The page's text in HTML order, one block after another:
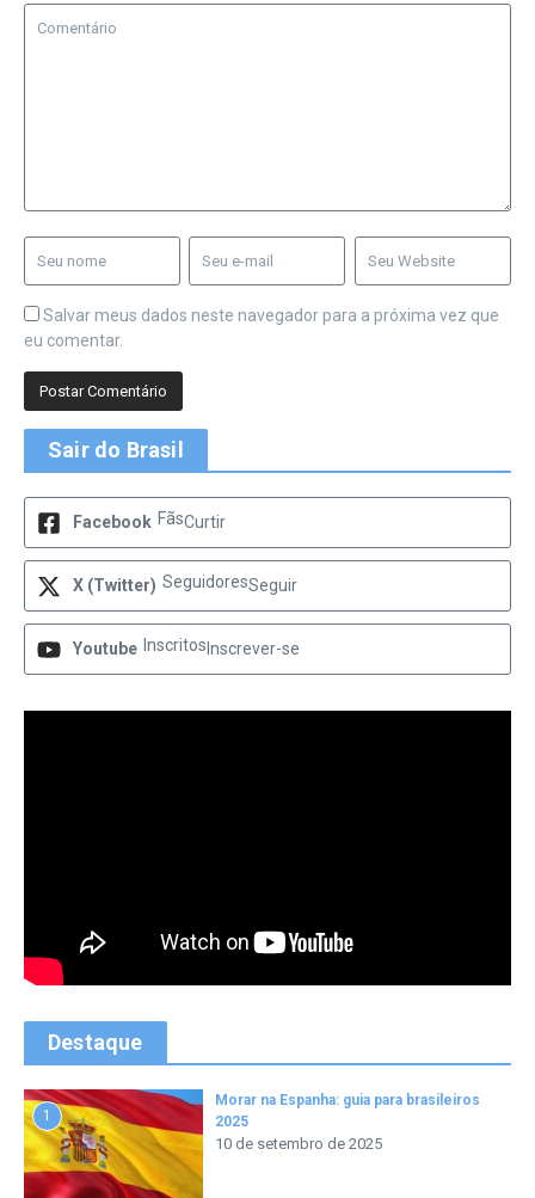
Salvar meus dados neste navegador para a próxima vez que
eu comentar.
Sair do Brasil
Facebook FãsCurtir
X (Twitter) SeguidoresSeguir
Youtube Inscritos Inscrever-se
Destaque
1
Morar na Espanha: guia para brasileiros
2025
10 de setembro de 2025